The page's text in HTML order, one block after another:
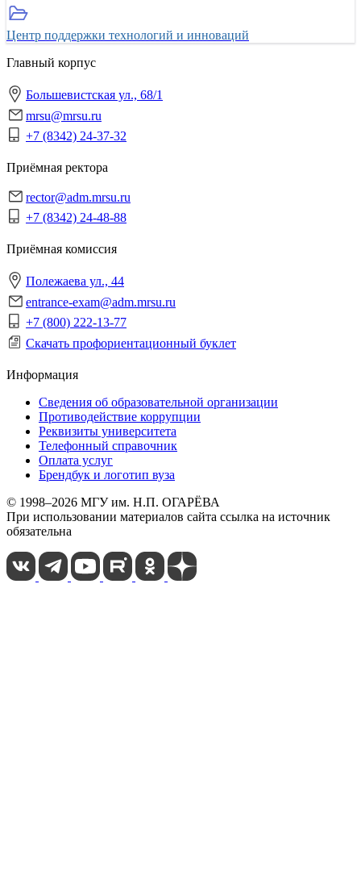
Центр поддержки технологий и инноваций
Главный корпус
Большевистская ул., 68/1
mrsu@mrsu.ru
+7 (8342) 24-37-32
Приёмная ректора
rector@adm.mrsu.ru
+7 (8342) 24-48-88
Приёмная комиссия
Полежаева ул., 44
entrance-exam@adm.mrsu.ru
+7 (800) 222-13-77
Скачать профориентационный буклет
Информация
Сведения об образовательной организации
Противодействие коррупции
Реквизиты университета
Телефонный справочник
Оплата услуг
Брендбук и логотип вуза
© 1998–2026 МГУ им. Н.П. ОГАРЁВА
При использовании материалов сайта ссылка на источник
обязательна